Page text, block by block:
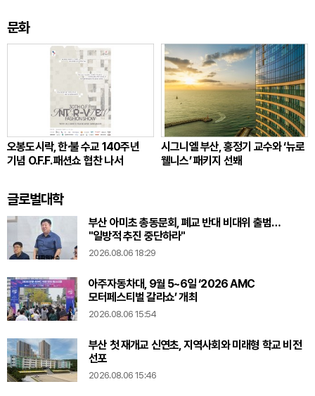
문화
오봉도시락, 한·불 수교 140주년
기념 O.F.F. 패션쇼 협찬 나서
시그니엘 부산, 홍정기 교수와 ‘뉴로
웰니스’ 패키지 선봬
글로벌대학
부산 아미초 총동문회, 폐교 반대 비대위 출범…
"일방적 추진 중단하라"
2026.08.06 18:29
아주자동차대, 9월 5~6일 ‘2026 AMC
모터페스티벌 갈라쇼’ 개최
2026.08.06 15:54
부산 첫 재개교 신연초, 지역사회와 미래형 학교 비전
선포
2026.08.06 15:46